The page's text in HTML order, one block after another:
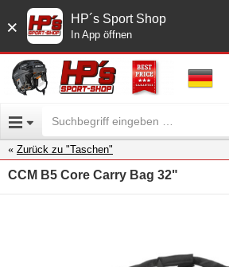
× HP´s Sport Shop
In App öffnen
Zurück zu "Taschen"
CCM B5 Core Carry Bag 32"